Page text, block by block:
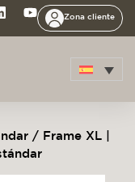
Zona cliente
/ Frame XL |